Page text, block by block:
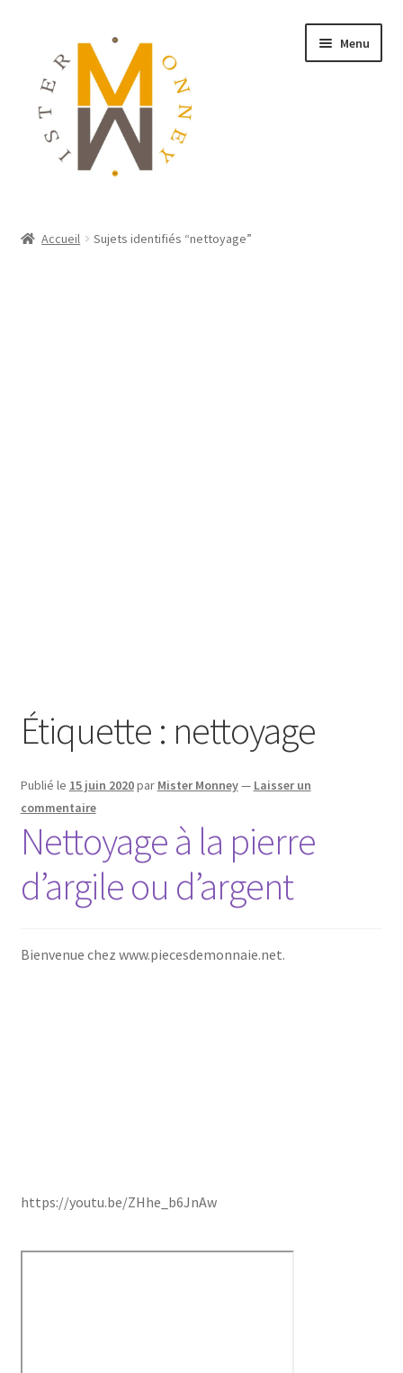
Menu
Accueil Sujets identifiés “nettoyage”
Étiquette : nettoyage
Publié le 15 juin 2020par Mister Monney— Laisser un
commentaire
Nettoyage à la pierre
d’argile ou d’argent
Bienvenue chez www.piecesdemonnaie.net.
https://youtu.be/ZHhe_b6JnAw